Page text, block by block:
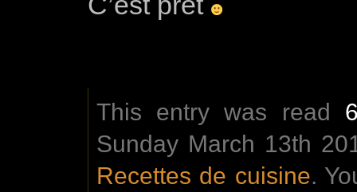
This entry was read
Sunday March 13th
Recettes de cuisine.